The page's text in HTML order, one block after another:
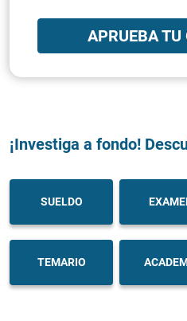
APRUEBA TU
¡Investiga a fondo!
SUELDO
TEMARIO